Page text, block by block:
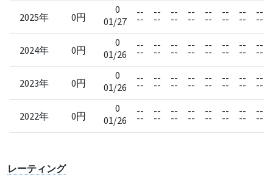
2025年 0円
0
01/27
--
--
--
--
--
--
--
--
--
--
--
--
--
--
--
--
2024年 0円
0
01/26
--
--
--
--
--
--
--
--
--
--
--
--
--
--
--
--
2023年 0円
0
01/26
--
--
--
--
--
--
--
--
--
--
--
--
--
--
--
--
2022年 0円
0
01/26
--
--
--
--
--
--
--
--
--
--
--
--
--
--
--
--
レーティング